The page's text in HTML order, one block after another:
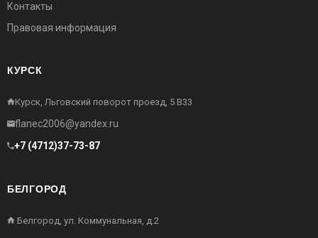
Контакты
Правовая информация
КУРСК
Курск, Льговский поворот проезд, 5 В33
flanec2006@yandex.ru
+7 (4712)37-73-87
БЕЛГОРОД
Белгород, ул. Коммунальная, д.2